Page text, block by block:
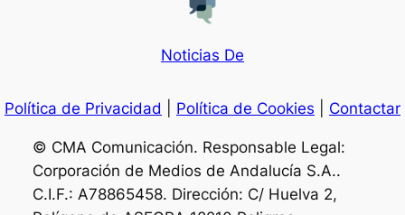
Noticias De
Política de Privacidad Política de Cookies Contactar
© CMA Comunicación. Responsable Legal:
Corporación de Medios de Andalucía S.A..
C.I.F.: A78865458. Dirección: C/ Huelva 2,